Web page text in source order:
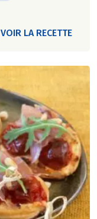
VOIR LA RECETTE